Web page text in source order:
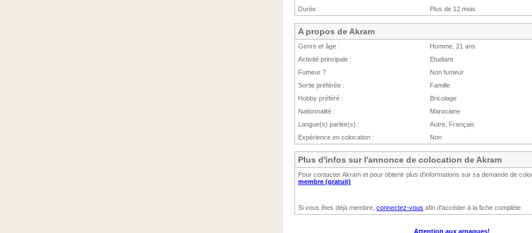
Durée :
Plus de 12 mois
A propos de Akram
Genre et âge :
Homme, 21 ans
Activité principale :
Etudiant
Fumeur ?
Non fumeur
Sortie préférée :
Famille
Hobby préféré :
Bricolage
Nationnalité :
Marocaine
Langue(s) parlée(s) :
Autre, Français
Expérience en colocation :
Non
Plus d'infos sur l'annonce de colocation de Akram
Pour contacter Akram et pour obtenir plus d'informations sur sa demande de
membre (gratuit)
Si vous êtes déjà membre, connectez-vous afin d'accéder à la fiche complète.
Attention aux arnaques!